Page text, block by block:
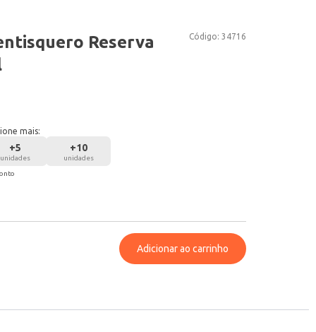
Código: 34716
Reserva
mais:
+5
unidades
+10
unidades
Adicionar ao carrinho